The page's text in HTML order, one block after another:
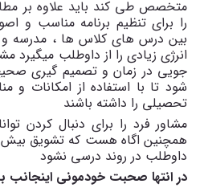
متخصص طی کند باید علاوه بر
را برای تنظیم برنامه مناسب و
بین درس های کلاس ها ، مدرسه و
انرژی زیادی را از داوطلب
جویی در زمان و تصمیم گیری
شود تا با استفاده از امکانات و
تحصیلی را داشته باشند
مشاور فرد را برای دنبال کردن
همچنین اگاه هست که تشویق
داوطلب در روند درسی نشود
در انتها صحبت خودمونی اینجانب